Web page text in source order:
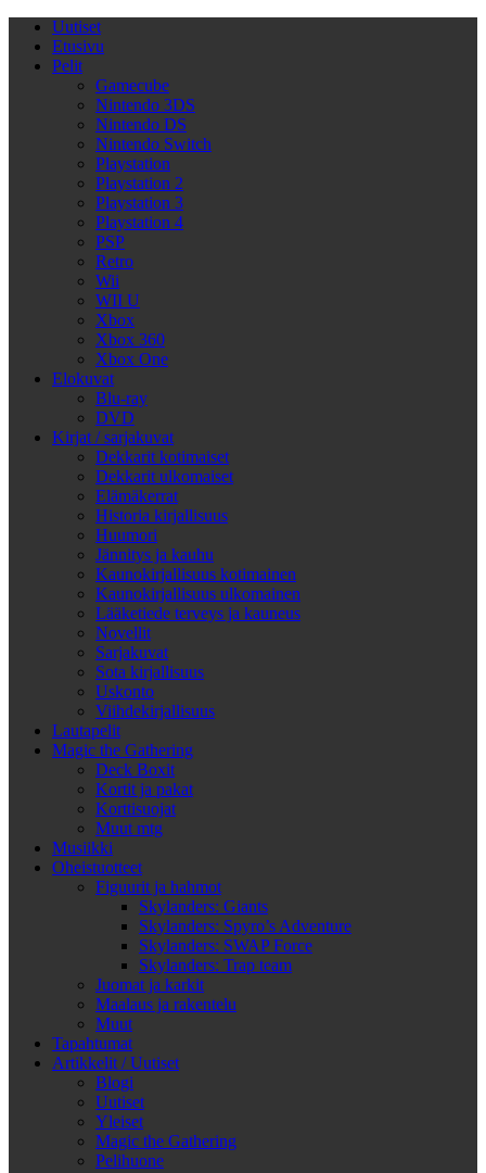
Uutiset
Etusivu
Pelit
Gamecube
Nintendo 3DS
Nintendo DS
Nintendo Switch
Playstation
Playstation 2
Playstation 3
Playstation 4
PSP
Retro
Wii
WII U
Xbox
Xbox 360
Xbox One
Elokuvat
Blu-ray
DVD
Kirjat / sarjakuvat
Dekkarit kotimaiset
Dekkarit ulkomaiset
Elämäkerrat
Historia kirjallisuus
Huumori
Jännitys ja kauhu
Kaunokirjallisuus kotimainen
Kaunokirjallisuus ulkomainen
Lääketiede terveys ja kauneus
Novellit
Sarjakuvat
Sota kirjallisuus
Uskonto
Viihdekirjallisuus
Lautapelit
Magic the Gathering
Deck Boxit
Kortit ja pakat
Korttisuojat
Muut mtg
Musiikki
Oheistuotteet
Figuurit ja hahmot
Skylanders: Giants
Skylanders: Spyro’s Adventure
Skylanders: SWAP Force
Skylanders: Trap team
Juomat ja karkit
Maalaus ja rakentelu
Muut
Tapahtumat
Artikkelit / Uutiset
Blogi
Uutiset
Yleiset
Magic the Gathering
Pelihuone